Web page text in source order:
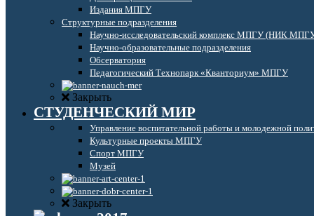
Издания МПГУ
Структурные подразделения
Научно-исследовательский комплекс МПГУ (НИК
Научно-образовательные подразделения
Обсерватория
Педагогический Технопарк «Кванториум» МПГУ
Закрыть
СТУДЕНЧЕСКИЙ МИР
Управление воспитательной работы и молодежной
Культурные проекты МПГУ
Спорт МПГУ
Музей
Закрыть